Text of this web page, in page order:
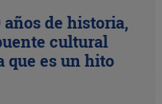
años de historia,
cultural
que es un hito